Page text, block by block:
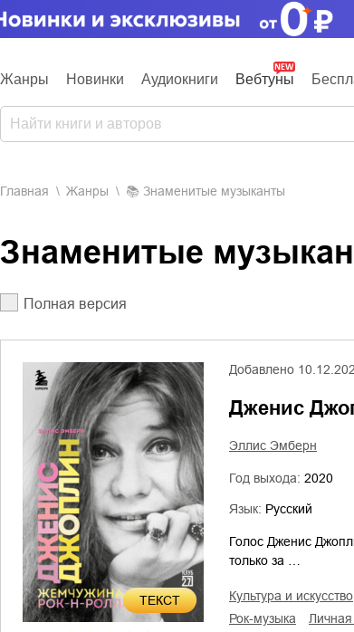
Жанры Новинки Аудиокниги Вебтуны
Главная Жанры Знаменитые музыканты
Знаменитые
Полная версия
ТЕКСТ
Добавлено
Дженис
Эллис Эмберн
Год выхода: 2020
Язык: Русский
Голос Дженис
только за …
культура и искусство
рок-музыка